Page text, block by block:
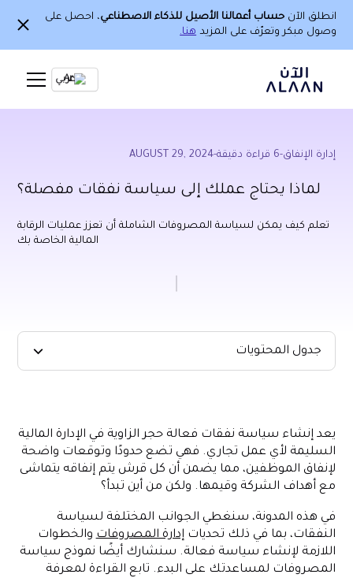
انطلق الآن حساب أعمالنا الأصيل للذكاء الاصطناعي، احصل على
وصول مبكر وتعرّف على المزيد هنا.
Ar
إدارة الإنفاق-
6 قراءة دقيقة-
AUGUST 29, 2024
لماذا يحتاج عملك إلى سياسة نفقات مفصلة؟
تعلم كيف يمكن لسياسة المصروفات الشاملة أن تعزز عمليات الرقابة
المالية الخاصة بك
جدول المحتويات
ما الذي يجب عليك تضمينه في سياسة المصروفات؟
كيف تنشئ سياسة نفقات لشركتك؟
كيفية التشغيل الآلي لإدارة نفقاتك باستخدام بطاقات الشركات
تخلص من تعويضات الموظفين مع Alaan
يعد إنشاء سياسة نفقات فعالة حجر الزاوية في الإدارة المالية
السليمة لأي عمل تجاري. فهي تضع حدودًا وتوقعات واضحة
لإنفاق الموظفين، مما يضمن أن كل قرش يتم إنفاقه يتماشى
مع أهداف الشركة وقيمها. ولكن من أين تبدأ؟
في هذه المدونة، سنغطي الجوانب المختلفة لسياسة
النفقات، بما في ذلك تحدياتإدارة المصروفاتوالخطوات
اللازمة لإنشاء سياسة فعالة. سنشارك أيضًا نموذج سياسة
المصروفات لمساعدتك على البدء. تابع القراءة لمعرفة